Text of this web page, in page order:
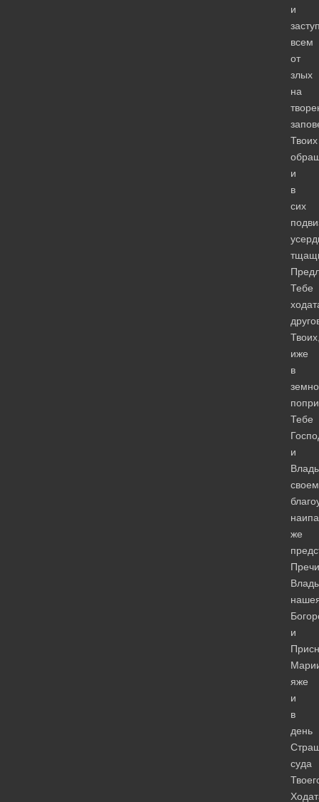
и
всем
от
злых
на
Твоих
и
в
сих
Тебе
иже
в
Тебе
и
же
и
яже
и
в
день
суда